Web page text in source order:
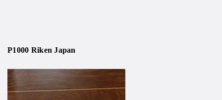
P1000 Riken Japan